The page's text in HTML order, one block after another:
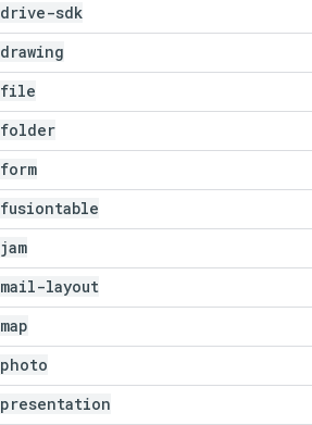
drive-sdk
drawing
file
folder
form
fusiontable
jam
mail-layout
map
photo
presentation